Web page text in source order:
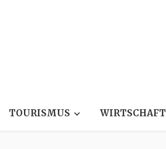
TOURISMUS WIRTSCHAFT